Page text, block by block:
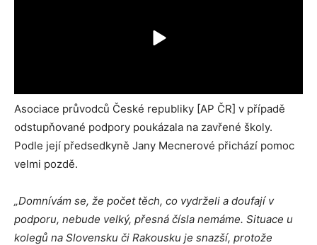
Asociace průvodců České republiky [AP ČR] v případě
odstupňované podpory poukázala na zavřené školy.
Podle její předsedkyně Jany Mecnerové přichází pomoc
velmi pozdě.
„Domnívám se, že počet těch, co vydrželi a doufají v
podporu, nebude velký, přesná čísla nemáme. Situace u
kolegů na Slovensku či Rakousku je snazší, protože